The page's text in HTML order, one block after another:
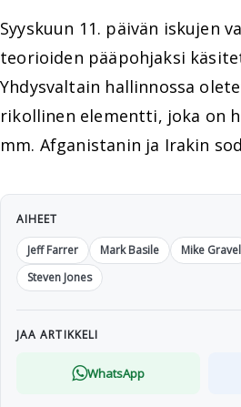
Syyskuun 11. päivän iskujen
teorioiden pääpohjaksi
Yhdysvaltain hallinnossa
rikollinen elementti, joka on
mm. Afganistanin ja Irakin
AIHEET
Jeff Farrer
Mark Basile Mike Gravel
Steven Jones
JAA ARTIKKELI
WhatsApp